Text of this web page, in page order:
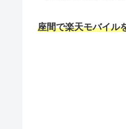
座間で楽天モバイル